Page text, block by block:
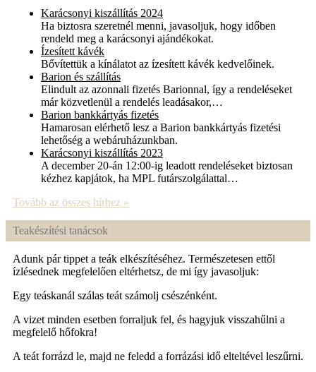
Karácsonyi kiszállítás 2024
Ha biztosra szeretnél menni, javasoljuk, hogy időben
rendeld meg a karácsonyi ajándékokat.
Ízesített kávék
Bővítettük a kínálatot az ízesített kávék kedvelőinek.
Barion és szállítás
Elindult az azonnali fizetés Barionnal, így a rendeléseket
már közvetlenül a rendelés leadásakor,…
Barion bankkártyás fizetés
Hamarosan elérhető lesz a Barion bankkártyás fizetési
lehetőség a webáruházunkban.
Karácsonyi kiszállítás 2023
A december 20-án 12:00-ig leadott rendeléseket biztosan
kézhez kapjátok, ha MPL futárszolgálattal…
Tovább az összes hírhez »
Teakészítési tanácsok
Adunk pár tippet a teák elkészítéséhez. Természetesen ettől
ízlésednek megfelelően eltérhetsz, de mi így javasoljuk:
Egy teáskanál szálas teát számolj csészénként.
A vizet minden esetben forraljuk fel, és hagyjuk visszahűlni a
megfelelő hőfokra!
A teát forrázd le, majd ne feledd a forrázási idő elteltével leszűrni.